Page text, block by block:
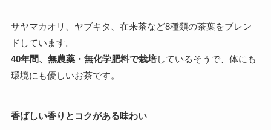
サヤマカオリ、ヤブキタ、在来茶など8種類の茶葉をブレン
ドしています。
40年間、無農薬・無化学肥料で栽培しているそうで、体にも
環境にも優しいお茶です。
香ばしい香りとコクがある味わい